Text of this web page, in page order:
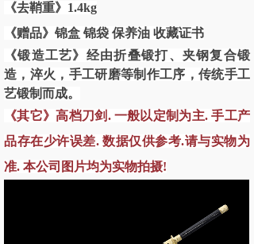
《去鞘重》1.4kg
《赠品》锦盒 锦袋 保养油 收藏证书
《锻造工艺》经由折叠锻打、夹钢复合锻
造，淬火，手工研磨等制作工序，传统手工
艺锻制而成。
《其它》高档刀剑. 一般以定制为主. 手工产
品存在少许误差. 数据仅供参考.请与实物为
准. 本公司图片均为实物拍摄!